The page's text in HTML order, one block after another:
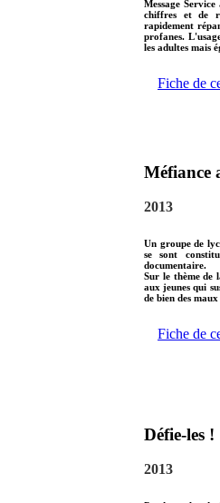
Message
chiffres et de
rapidement
profanes.
les adultes mais
Fiche de
Méfiance
2013
Un groupe de
se sont
documentaire.
Sur le thème de
aux jeunes qui
de bien des
Fiche de
Défie-les !
2013